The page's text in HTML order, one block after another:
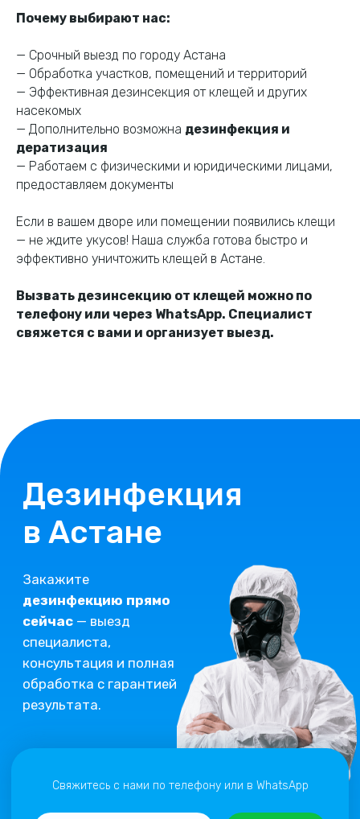
Почему выбирают нас:
— Срочный выезд по городу Астана
— Обработка участков, помещений и территорий
— Эффективная дезинсекция от клещей и других
насекомых
— Дополнительно возможна дезинфекция и
дератизация
— Работаем с физическими и юридическими лицами,
предоставляем документы
Если в вашем дворе или помещении появились клещи
— не ждите укусов! Наша служба готова быстро и
эффективно уничтожить клещей в Астане.
Вызвать дезинсекцию от клещей можно по
телефону или через WhatsApp. Специалист
свяжется с вами и организует выезд.